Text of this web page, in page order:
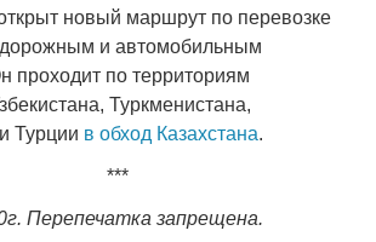
новый маршрут по перевозке
и автомобильным
проходит по территориям
Туркменистана,
Турции в обход Казахстана.
***
Перепечатка запрещена.